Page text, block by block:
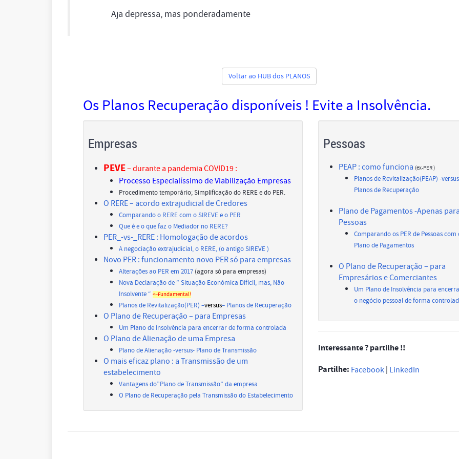
Aja depressa, mas ponderadamente
Voltar ao HUB dos PLANOS
Os Planos Recuperação disponíveis ! Evite a Insolvência.
Empresas
PEVE– durante a pandemia COVID19 :
Processo Especialíssimo de Viabilização Empresas
Procedimento temporário; Simplificação do RERE e do PER.
O RERE – acordo extrajudicial de Credores
Comparando o RERE com o SIREVE e o PER
Que é e o que faz o Mediador no RERE?
PER_-vs-_RERE : Homologação de acordos
A negociação extrajudicial, o RERE, (o antigo SIREVE )
Novo PER : funcionamento novo PER só para empresas
Alterações ao PER em 2017 (agora só para empresas)
Nova Declaração de ” Situação Económica Difícil, mas, Não
Insolvente “ <–Fundamental!
Planos de Revitalização(PER) –versus– Planos de Recuperação
O Plano de Recuperação – para Empresas
Um Plano de Insolvência para encerrar de forma controlada
O Plano de Alienação de uma Empresa
Plano de Alienação -versus- Plano de Transmissão
O mais eficaz plano : a Transmissão de um
estabelecimento
Vantagens do”Plano de Transmissão” da empresa
O Plano de Recuperação pela Transmissão do Estabelecimento
Pessoas
PEAP : como funciona (ex-PER )
Planos de Revitalização(PEAP) -
Planos de Recuperação
Plano de Pagamentos -Apenas
Pessoas
Comparando os PER de Pessoas com
Plano de Pagamentos
O Plano de Recuperação – para
Empresários e Comerciantes
Um Plano de Insolvência para
o negócio pessoal de forma
Interessante ? partilhe !!
Partilhe: Facebook LinkedIn